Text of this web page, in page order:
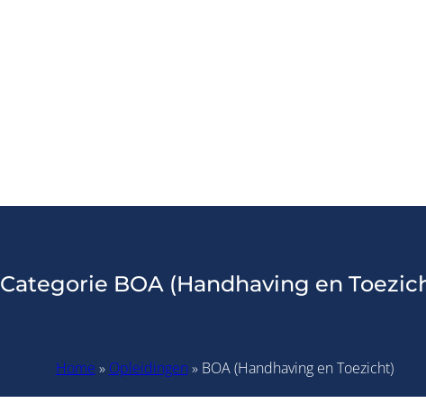
Categorie BOA (Handhaving en
Home » Opleidingen » BOA (Handhaving en Toezicht)